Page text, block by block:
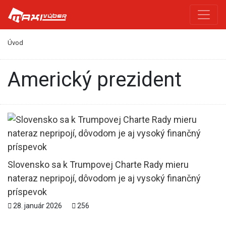
Úvod
americký prezident
Slovensko sa k Trumpovej Charte Rady mieru
nateraz nepripojí, dôvodom je aj vysoký finančný
príspevok
28. január 2026 256